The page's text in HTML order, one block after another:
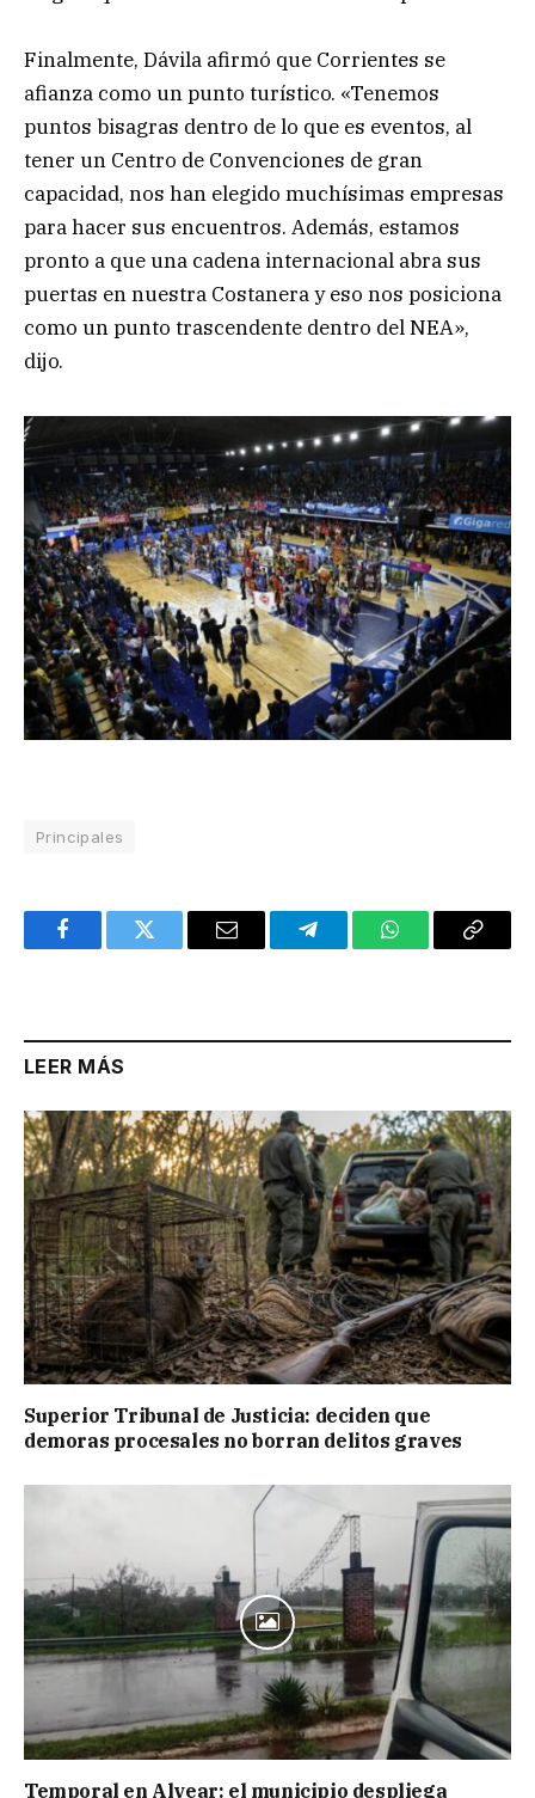
Finalmente, Dávila afirmó que Corrientes se
afianza como un punto turístico. «Tenemos
puntos bisagras dentro de lo que es eventos, al
tener un Centro de Convenciones de gran
capacidad, nos han elegido muchísimas empresas
para hacer sus encuentros. Además, estamos
pronto a que una cadena internacional abra sus
puertas en nuestra Costanera y eso nos posiciona
como un punto trascendente dentro del NEA»,
dijo.
Principales
FacebookTwitter Email TelegramWhatsAppCopy
LEER MÁS
Superior Tribunal de Justicia: deciden que
demoras procesales no borran delitos graves
Temporal en Alvear: el municipio despliega